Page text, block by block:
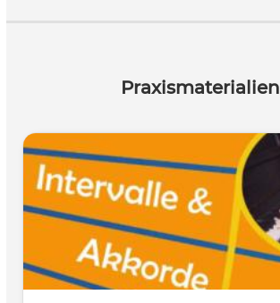
Praxismaterialien